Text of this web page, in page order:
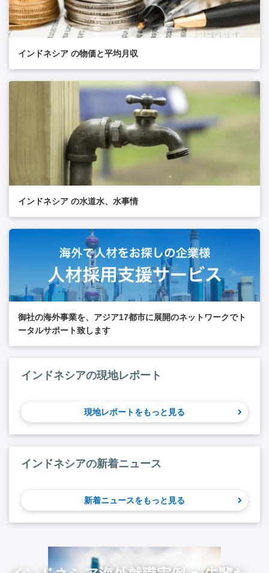
インドネシア の物価と平均月収
インドネシア の水道水、水事情
御社の海外事業を、アジア17都市に展開のネットワークでト
ータルサポート致します
インドネシアの現地レポート
現地レポートをもっと見る
インドネシアの新着ニュース
新着ニュースをもっと見る